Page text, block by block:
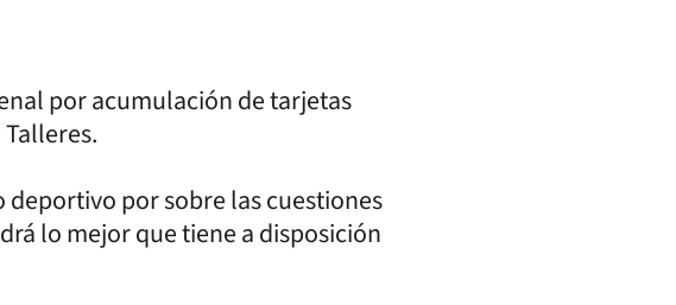
por acumulación de tarjetas
por sobre las cuestiones
lo mejor que tiene a disposición